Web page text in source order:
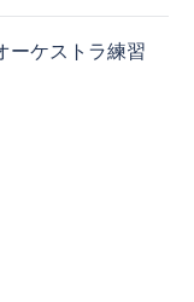
ーケストラ練習